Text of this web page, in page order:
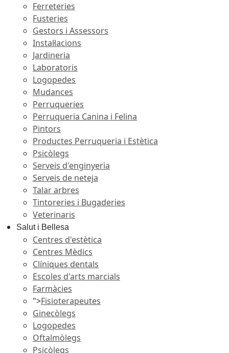
Ferreteries
Fusteries
Gestors i Assessors
Instal·lacions
Jardineria
Laboratoris
Logopedes
Mudances
Perruqueries
Perruqueria Canina i Felina
Pintors
Productes Perruqueria i Estètica
Psicòlegs
Serveis d'enginyeria
Serveis de neteja
Talar arbres
Tintoreries i Bugaderies
Veterinaris
Salut i Bellesa
Centres d'estètica
Centres Mèdics
Clíniques dentals
Escoles d'arts marcials
Farmàcies
">Fisioterapeutes
Ginecòlegs
Logopedes
Oftalmòlegs
Psicòlegs